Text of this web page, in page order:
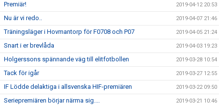
Premiär! 2019-04-12 20:53
Nu är vi redo.. 2019-04-07 21:46
Träningsläger i Hovmantorp för F0708 och P07 2019-04-05 21:24
Snart i er brevlåda 2019-04-03 19:23
Holgerssons spännande väg till elitfotbollen 2019-03-28 10:54
Tack för igår 2019-03-27 12:55
IF Lödde delaktiga i allsvenska HIF-premiären 2019-03-22 09:50
Seriepremiären börjar närma sig.... 2019-03-21 10:46